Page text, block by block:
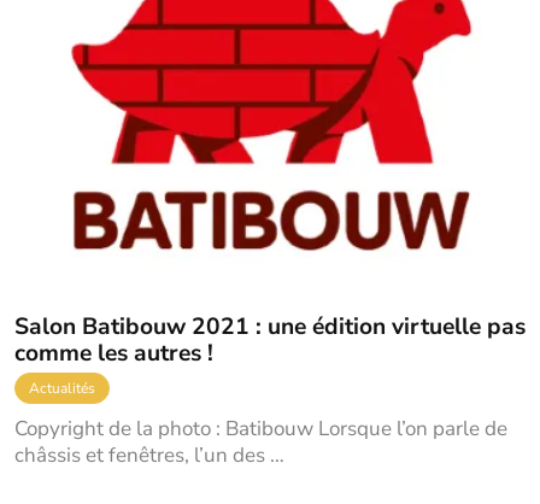
Salon Batibouw 2021 : une édition virtuelle pas
comme les autres !
Actualités
Copyright de la photo : Batibouw Lorsque l’on parle de
châssis et fenêtres, l’un des …